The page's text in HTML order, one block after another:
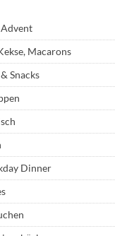
Advent
Macarons
Snacks
Dinner